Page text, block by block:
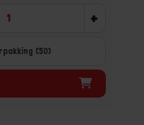
+
(50)